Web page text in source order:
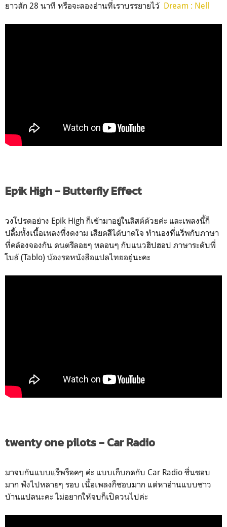
ยาวสัก 28 นาที หรือจะลองอ่านที่เราบรรยายไว้ Dream : Nell
Epik High - Butterfly Effect
วงโปรดอย่าง Epik High ก็เข้ามาอยู่ในลิสต์ด้วยค่ะ และเพลงนี้ก็
ปลื้มทั้งเนื้อเพลงที่งดงาม เสียดสีได้บาดใจ ทำนองที่แร็พกับภาษา
ที่คล้องจองกัน ดนตรีลอยๆ หลอนๆ กับแนวฮิปฮอป ภาษาระดับพี่
โบล้ (Tablo) น้องรอหนังสือแปลไทยอยู่นะคะ
twenty one pilots - Car Radio
มาจบกันแบบแร็พร็อคๆ ค่ะ แบบเก็บกดกับ Car Radio ชื่นชอบ
มาก ฟังไปหลายๆ รอบ เนื้อเพลงก็ชอบมาก แต่หาอ่านแบบชาว
บ้านแปลนะคะ ไม่อยากให้จบก็เปิดวนไปค่ะ